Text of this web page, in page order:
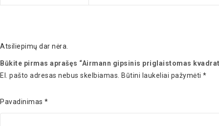
Atsiliepimų dar nėra.
Būkite pirmas aprašęs “Airmann gipsinis priglaistomas
El. pašto adresas nebus skelbiamas.
Būtini laukeliai pažymėti *
Pavadinimas *